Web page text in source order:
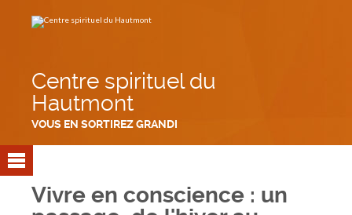
contenu.
Centre spirituel du
Hautmont
VOUS EN SORTIREZ GRANDI
Vivre en conscience : un